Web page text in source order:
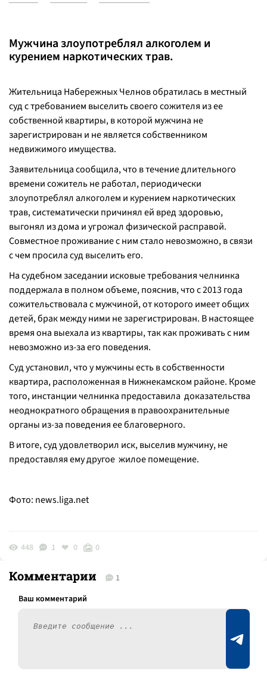
Мужчина злоупотреблял алкоголем и
курением наркотических трав.
Жительница Набережных Челнов обратилась в местный
суд с требованием выселить своего сожителя из ее
собственной квартиры, в которой мужчина не
зарегистрирован и не является собственником
недвижимого имущества.
Заявительница сообщила, что в течение длительного
времени сожитель не работал, периодически
злоупотреблял алкоголем и курением наркотических
трав, систематически причинял ей вред здоровью,
выгонял из дома и угрожал физической расправой.
Совместное проживание с ним стало невозможно, в связи
с чем просила суд выселить его.
На судебном заседании исковые требования челнинка
поддержала в полном объеме, пояснив, что с 2013 года
сожительствовала с мужчиной, от которого имеет общих
детей, брак между ними не зарегистрирован. В настоящее
время она выехала из квартиры, так как проживать с ним
невозможно из-за его поведения.
Суд установил, что у мужчины есть в собственности
квартира, расположенная в Нижнекамском районе. Кроме
того, инстанции челнинка предоставила доказательства
неоднократного обращения в правоохранительные
органы из-за поведения ее благоверного.
В итоге, суд удовлетворил иск, выселив мужчину, не
предоставляя ему другое жилое помещение.
Фото: news.liga.net
448 1 0 0
Комментарии 1